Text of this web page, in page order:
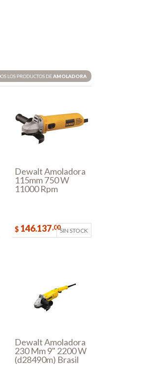
LOS PRODUCTOS DEAMOLADORA
Dewalt Amoladora
115mm 750 W
11000 Rpm
$ 146.137,00SIN STOCK
Dewalt Amoladora
230 Mm 9" 2200 W
(d28490m) Brasil